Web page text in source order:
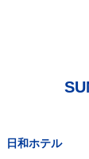
日和ホテル